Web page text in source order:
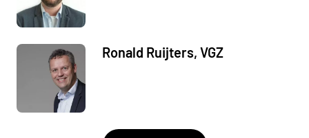
Ronald Ruijters, VGZ